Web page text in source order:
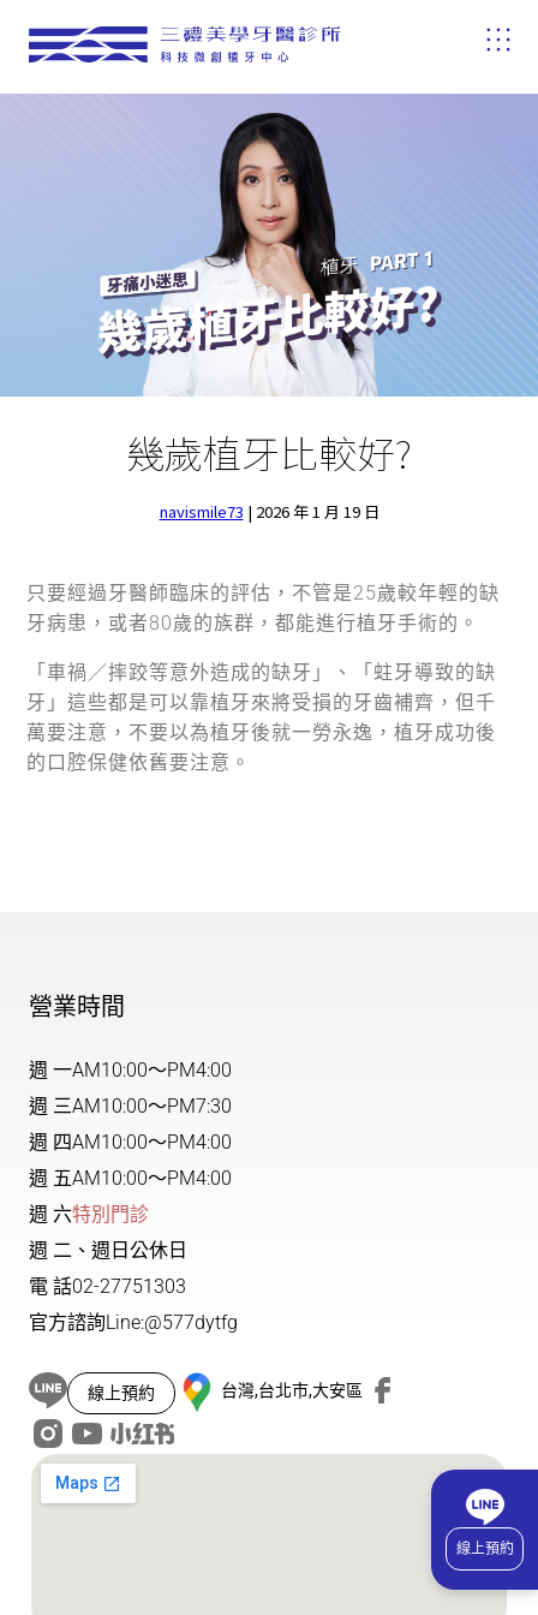
幾歲植牙比較好?
navismile73 | 2026 年 1 月 19 日
只要經過牙醫師臨床的評估，不管是25歲較年輕的缺
牙病患，或者80歲的族群，都能進行植牙手術的。
「車禍／摔跤等意外造成的缺牙」、「蛀牙導致的缺
牙」這些都是可以靠植牙來將受損的牙齒補齊，但千
萬要注意，不要以為植牙後就一勞永逸，植牙成功後
的口腔保健依舊要注意。
營業時間
週 一AM10:00～PM4:00
週 三AM10:00～PM7:30
週 四AM10:00～PM4:00
週 五AM10:00～PM4:00
週 六特別門診
週 二、週日公休日
電 話02-27751303
官方諮詢Line:@577dytfg
線上預約 台灣,台北市,大安區
線上預約